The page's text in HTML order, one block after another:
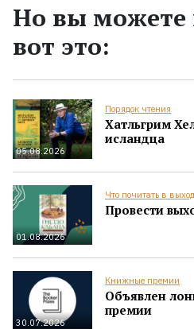
Но вы можете
вот это:
05.08.2026
Порядок чтения
Хатльгрим
исландца
01.08.2026
Что почитать в
Провести
30.07.2026
Книжные премии
Объявлен
премии